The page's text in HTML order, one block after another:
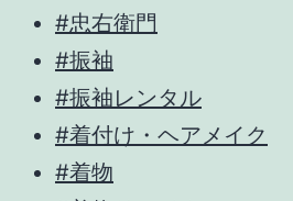
#忠右衛門
#振袖
#振袖レンタル
#着付け・ヘアメイク
#着物